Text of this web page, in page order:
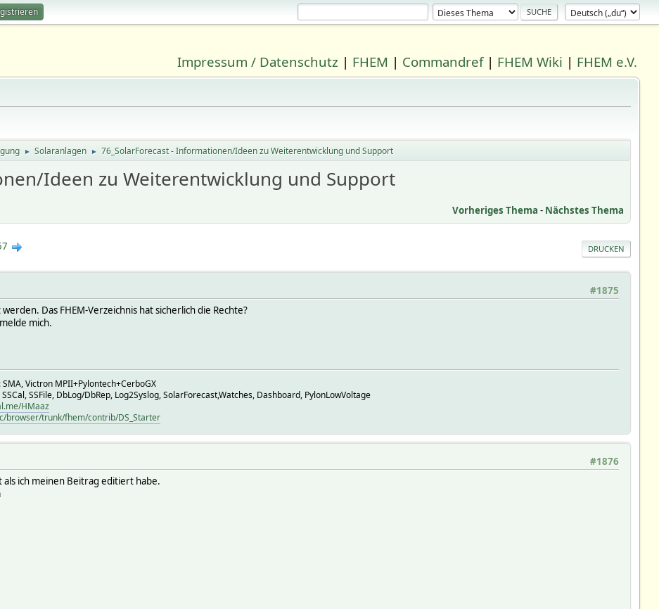
Impressum / Datenschutz | FHEM | Commandref| FHEM Wiki | FHEM e.V.
► Solaranlagen ► 76_SolarForecast - Informationen/Ideen zu Weiterentwicklung und Support
Ideen zu Weiterentwicklung und Support
Vorheriges Thema - Nächstes Thema
DRUCKEN
#1875
Das FHEM-Verzeichnis hat sicherlich die Rechte?
mich.
Victron MPII+Pylontech+CerboGX
SSFile, DbLog/DbRep, Log2Syslog, SolarForecast,Watches, Dashboard, PylonLowVoltage
HMaaz
browser/trunk/fhem/contrib/DS_Starter
#1876
ich meinen Beitrag editiert habe.